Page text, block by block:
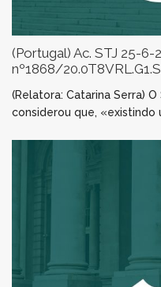
(Portugal) Ac. STJ 25-6-
nº1868/
(Relatora: Catarina Serra)
considerou que, «existindo